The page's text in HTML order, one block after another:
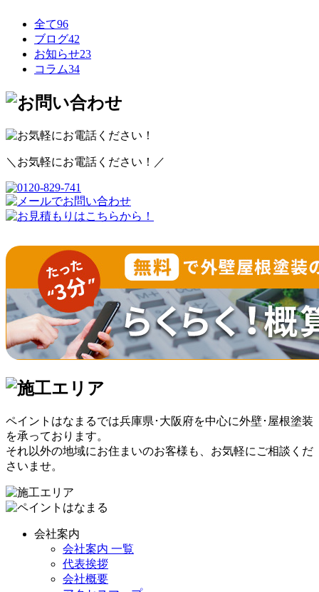
全て96
ブログ42
お知らせ23
コラム34
＼お気軽にお電話ください！／
ペイントはなまるでは兵庫県･大阪府を中心に外壁･屋根塗装
を承っております。
それ以外の地域にお住まいのお客様も、お気軽にご相談くだ
さいませ。
会社案内
会社案内 一覧
代表挨拶
会社概要